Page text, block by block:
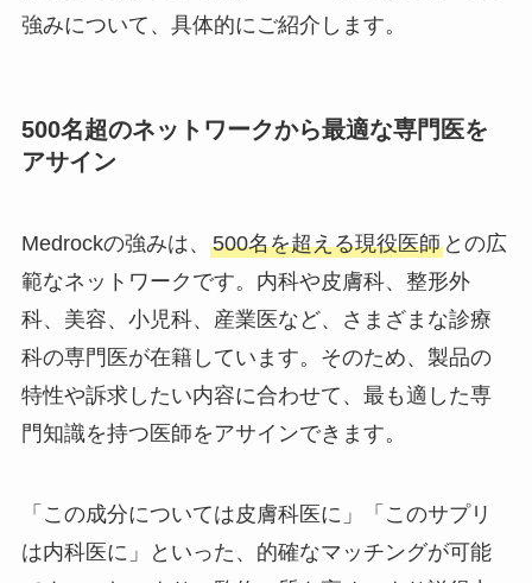
強みについて、具体的にご紹介します。
500名超のネットワークから最適な専門医を
アサイン
Medrockの強みは、 500名を超える現役医師との広
範なネットワークです。内科や皮膚科、整形外
科、美容、小児科、産業医など、さまざまな診療
科の専門医が在籍しています。そのため、製品の
特性や訴求したい内容に合わせて、最も適した専
門知識を持つ医師をアサインできます。
「この成分については皮膚科医に」「このサプリ
は内科医に」といった、的確なマッチングが可能